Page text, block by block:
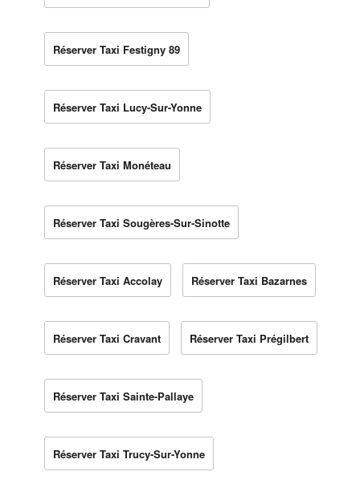
Réserver Taxi Festigny 89
Réserver Taxi Lucy-Sur-Yonne
Réserver Taxi Monéteau
Réserver Taxi Sougères-Sur-Sinotte
Réserver Taxi Accolay Réserver Taxi Bazarnes
Réserver Taxi Cravant Réserver Taxi Prégilbert
Réserver Taxi Sainte-Pallaye
Réserver Taxi Trucy-Sur-Yonne